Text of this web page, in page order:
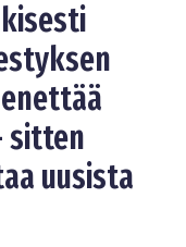
sitten
uusista